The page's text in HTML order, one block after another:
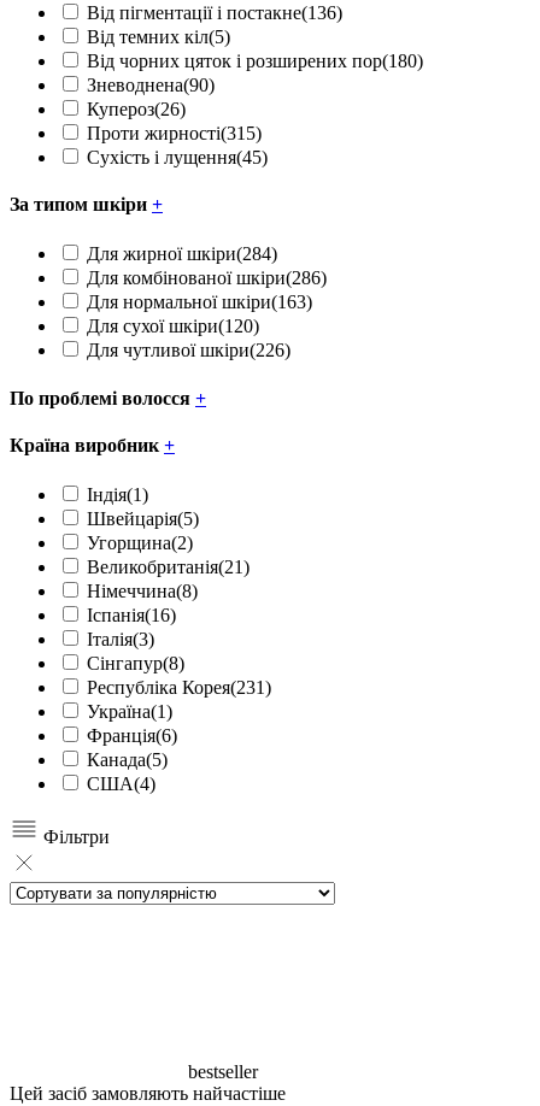
Від пігментації і постакне(136)
Від темних кіл(5)
Від чорних цяток і розширених пор(180)
Зневоднена(90)
Купероз(26)
Проти жирності(315)
Сухість і лущення(45)
За типом шкіри +
Для жирної шкіри(284)
Для комбінованої шкіри(286)
Для нормальної шкіри(163)
Для сухої шкіри(120)
Для чутливої шкіри(226)
По проблемі волосся +
Країна виробник +
Індія(1)
Швейцарія(5)
Угорщина(2)
Великобританія(21)
Німеччина(8)
Іспанія(16)
Італія(3)
Сінгапур(8)
Республіка Корея(231)
Україна(1)
Франція(6)
Канада(5)
США(4)
Фільтри
bestseller
Цей засіб замовляють найчастіше